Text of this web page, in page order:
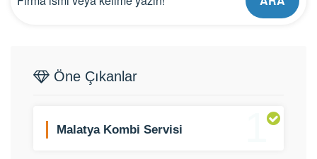
Öne Çıkanlar
1
Malatya Kombi Servisi